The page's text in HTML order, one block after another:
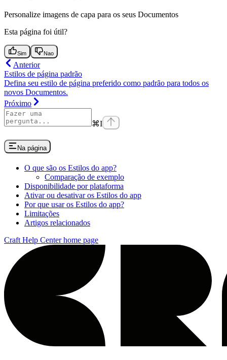
Personalize imagens de capa para os seus Documentos
Esta página foi útil?
Sim Nao
Anterior
Estilos de página padrão
Defina seu estilo de página preferido como padrão para todos os
novos Documentos.
Próximo
⌘I
Na página
O que são os Estilos do app?
Comparação de exemplo
Disponibilidade por plataforma
Ativar ou desativar os Estilos do app
Por que usar os Estilos do app?
Limitações
Artigos relacionados
Craft Help Centerhome page